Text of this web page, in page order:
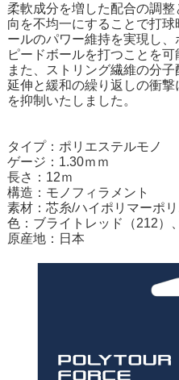
柔軟成分を増した配合の調
向を不均一にすることで打
ールのパワー維持を実現し
ピードボールを打つことを可
また、ストリング繊維の分子
延伸と緩和の繰り返しの衝
を抑制いたしました。
タイプ：ポリエステルモノ
ゲージ：1.30ｍｍ
長さ：12ｍ
構造：モノフィラメント
素材：芯糸/ハイポリマーポ
色：ブライトレッド（212）
原産地：日本